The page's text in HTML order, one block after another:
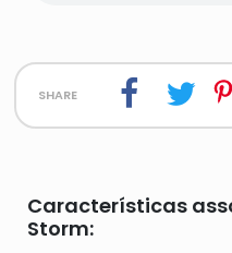
share
Características
Storm: